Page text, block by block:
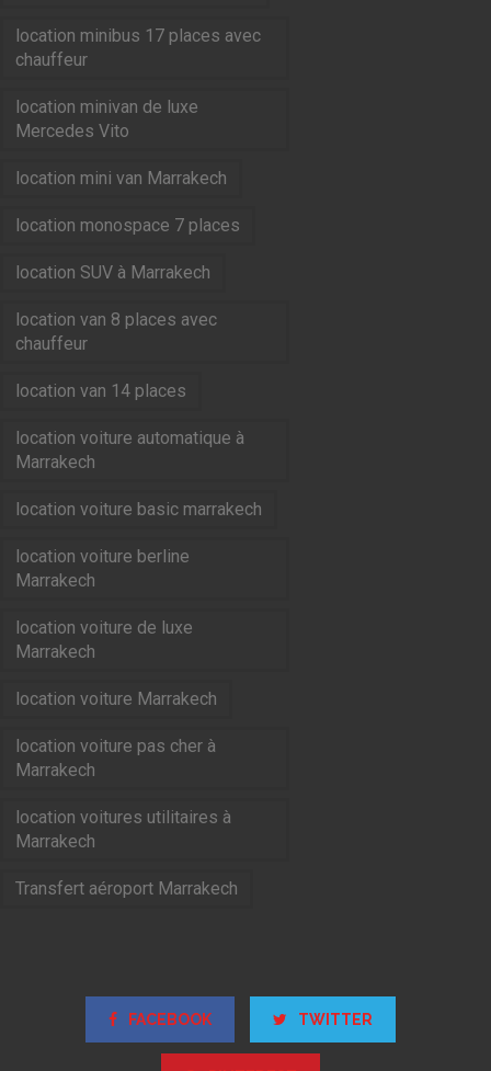
location minibus 17 places avec
chauffeur
location minivan de luxe
Mercedes Vito
location mini van Marrakech
location monospace 7 places
location SUV à Marrakech
location van 8 places avec
chauffeur
location van 14 places
location voiture automatique à
Marrakech
location voiture basic marrakech
location voiture berline
Marrakech
location voiture de luxe
Marrakech
location voiture Marrakech
location voiture pas cher à
Marrakech
location voitures utilitaires à
Marrakech
Transfert aéroport Marrakech
FACEBOOK TWITTER